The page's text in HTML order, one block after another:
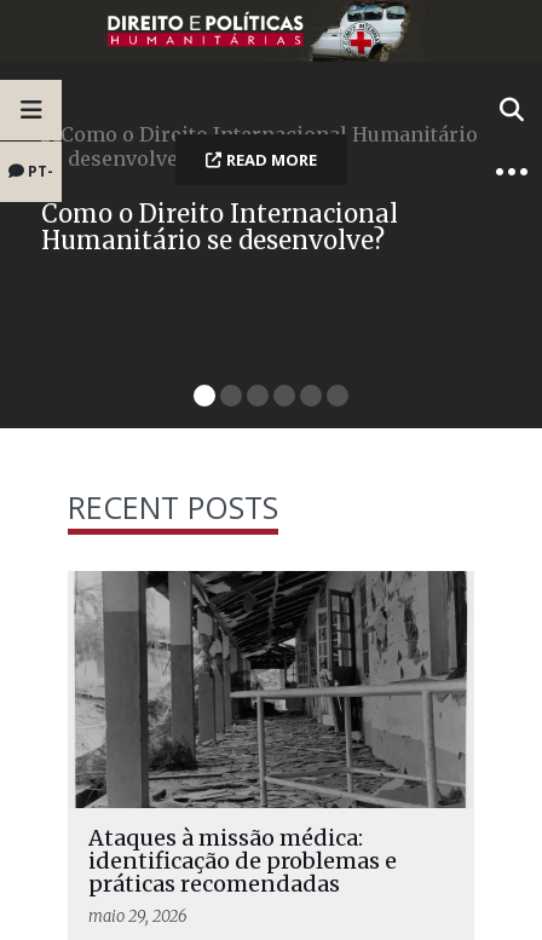
PT-
Como o Direito Internacional
Humanitário se desenvolve?
READ MORE
RECENT POSTS
Ataques à missão médica:
identificação de problemas e
práticas recomendadas
maio 29, 2026